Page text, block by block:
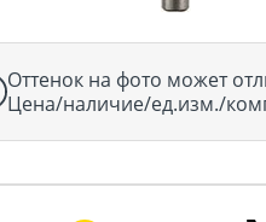
Оттенок на фото может
Цена/наличие/ед.изм./